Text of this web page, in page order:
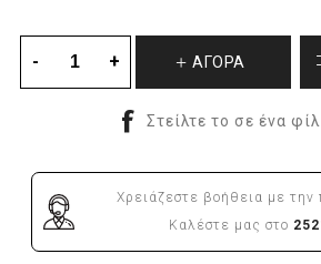
ΑΓΟΡΑ
Χρειάζεστε βοήθεια με την
Καλέστε μας στο